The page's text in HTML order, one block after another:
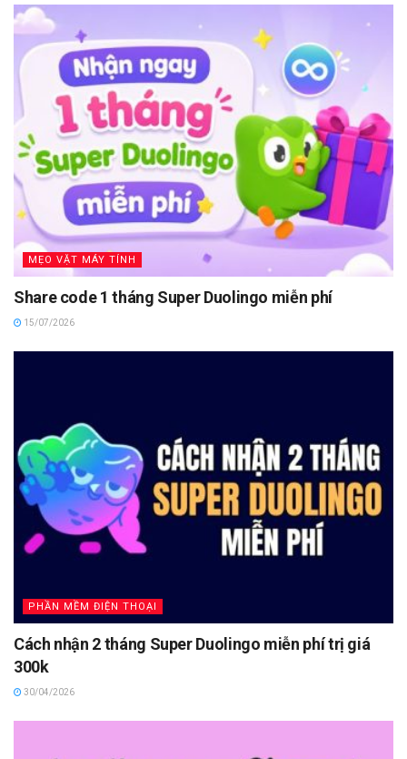
MẸO VẶT MÁY TÍNH
Share code 1 tháng Super Duolingo miễn phí
15/07/2026
PHẦN MỀM ĐIỆN THOẠI
Cách nhận 2 tháng Super Duolingo miễn phí trị giá
300k
30/04/2026